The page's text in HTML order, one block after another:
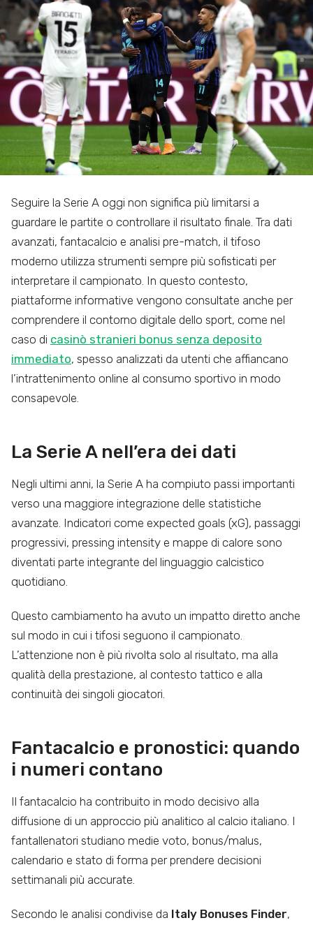
Seguire la Serie A oggi non significa più limitarsi a
guardare le partite o controllare il risultato finale. Tra dati
avanzati, fantacalcio e analisi pre-match, il tifoso
moderno utilizza strumenti sempre più sofisticati per
interpretare il campionato. In questo contesto,
piattaforme informative vengono consultate anche per
comprendere il contorno digitale dello sport, come nel
caso di casinò stranieri bonus senza deposito
immediato, spesso analizzati da utenti che affiancano
l’intrattenimento online al consumo sportivo in modo
consapevole.
La Serie A nell’era dei dati
Negli ultimi anni, la Serie A ha compiuto passi importanti
verso una maggiore integrazione delle statistiche
avanzate. Indicatori come expected goals (xG), passaggi
progressivi, pressing intensity e mappe di calore sono
diventati parte integrante del linguaggio calcistico
quotidiano.
Questo cambiamento ha avuto un impatto diretto anche
sul modo in cui i tifosi seguono il campionato.
L’attenzione non è più rivolta solo al risultato, ma alla
qualità della prestazione, al contesto tattico e alla
continuità dei singoli giocatori.
Fantacalcio e pronostici: quando
i numeri contano
Il fantacalcio ha contribuito in modo decisivo alla
diffusione di un approccio più analitico al calcio italiano. I
fantallenatori studiano medie voto, bonus/malus,
calendario e stato di forma per prendere decisioni
settimanali più accurate.
Secondo le analisi condivise da Italy Bonuses Finder,